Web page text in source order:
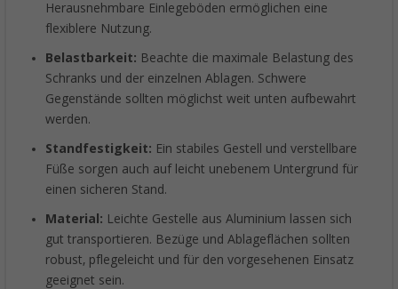
Herausnehmbare Einlegeböden ermöglichen eine
flexiblere Nutzung.
Belastbarkeit: Beachte die maximale Belastung des
Schranks und der einzelnen Ablagen. Schwere
Gegenstände sollten möglichst weit unten aufbewahrt
werden.
Standfestigkeit: Ein stabiles Gestell und verstellbare
Füße sorgen auch auf leicht unebenem Untergrund für
einen sicheren Stand.
Material: Leichte Gestelle aus Aluminium lassen sich
gut transportieren. Bezüge und Ablageflächen sollten
robust, pflegeleicht und für den vorgesehenen Einsatz
geeignet sein.